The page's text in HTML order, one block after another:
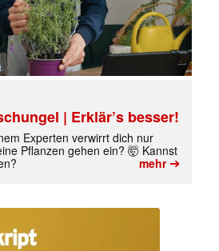
| Erklär’s besser!
Experten verwirrt dich nur
Pflanzen gehen ein? 🤯 Kannst
mehr➔